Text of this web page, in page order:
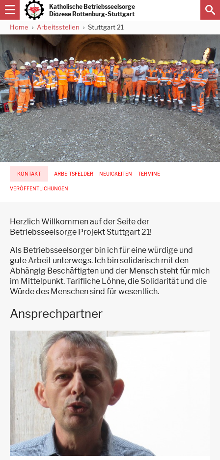
Direkt
zum
Inhalt
Katholische Betriebsseelsorge
Diözese Rottenburg-Stuttgart
Pfadnavigation
Home Arbeitsstellen Stuttgart 21
Hauptnavigation
-
3.
Arbeitsstellen
KONTAKT ARBEITSFELDER NEUIGKEITEN TERMINE
VERÖFFENTLICHUNGEN
Herzlich Willkommen auf der Seite der
Betriebsseelsorge Projekt Stuttgart 21!
Als Betriebsseelsorger bin ich für eine würdige und
gute Arbeit unterwegs. Ich bin solidarisch mit den
Abhängig Beschäftigten und der Mensch steht für mich
im Mittelpunkt. Tarifliche Löhne, die Solidarität und die
Würde des Menschen sind für wesentlich.
Ansprechpartner